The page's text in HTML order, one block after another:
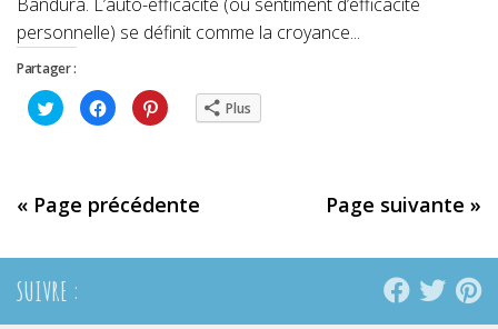
Bandura. L’auto-efficacité (ou sentiment d’efficacité
personnelle) se définit comme la croyance...
Partager :
Cliquez
pour
partager
nouvelle
fenêtre)
Cliquez
pour
partager
nouvelle
fenêtre)
Cliquez
pour
nouvelle
fenêtre)
Plus
« Page précédente Page suivante »
SUIVRE :